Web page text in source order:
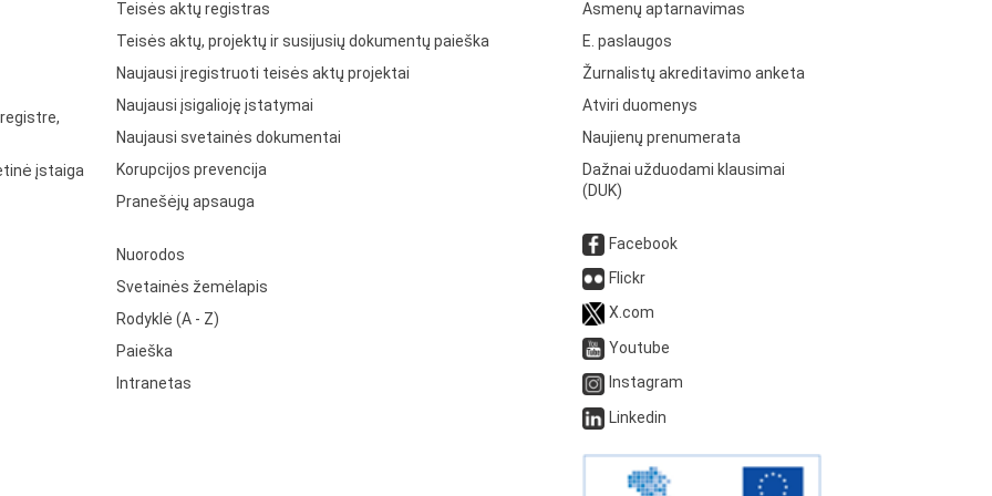
įstaiga
Teisės aktų registras
Teisės aktų, projektų ir susijusių dokumentų paieška
Naujausi įregistruoti teisės aktų projektai
Naujausi įsigalioję įstatymai
Naujausi svetainės dokumentai
Korupcijos prevencija
Pranešėjų apsauga
Nuorodos
Svetainės žemėlapis
Rodyklė (A - Z)
Paieška
Intranetas
Asmenų aptarnavimas
E. paslaugos
Žurnalistų akreditavimo anketa
Atviri duomenys
Naujienų prenumerata
Dažnai užduodami klausimai
(DUK)
Facebook
Flickr
X.com
Youtube
Instagram
Linkedin